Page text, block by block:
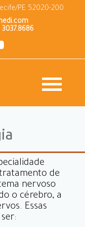
PE 52020-200
3037.8686
de
nervoso
o cérebro, a
Essas